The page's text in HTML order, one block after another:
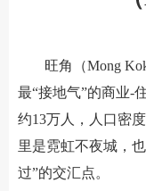
旺角（Mong
最“接地气”的商业-
约13万人，人口密
里是霓虹不夜城，
过”的交汇点。